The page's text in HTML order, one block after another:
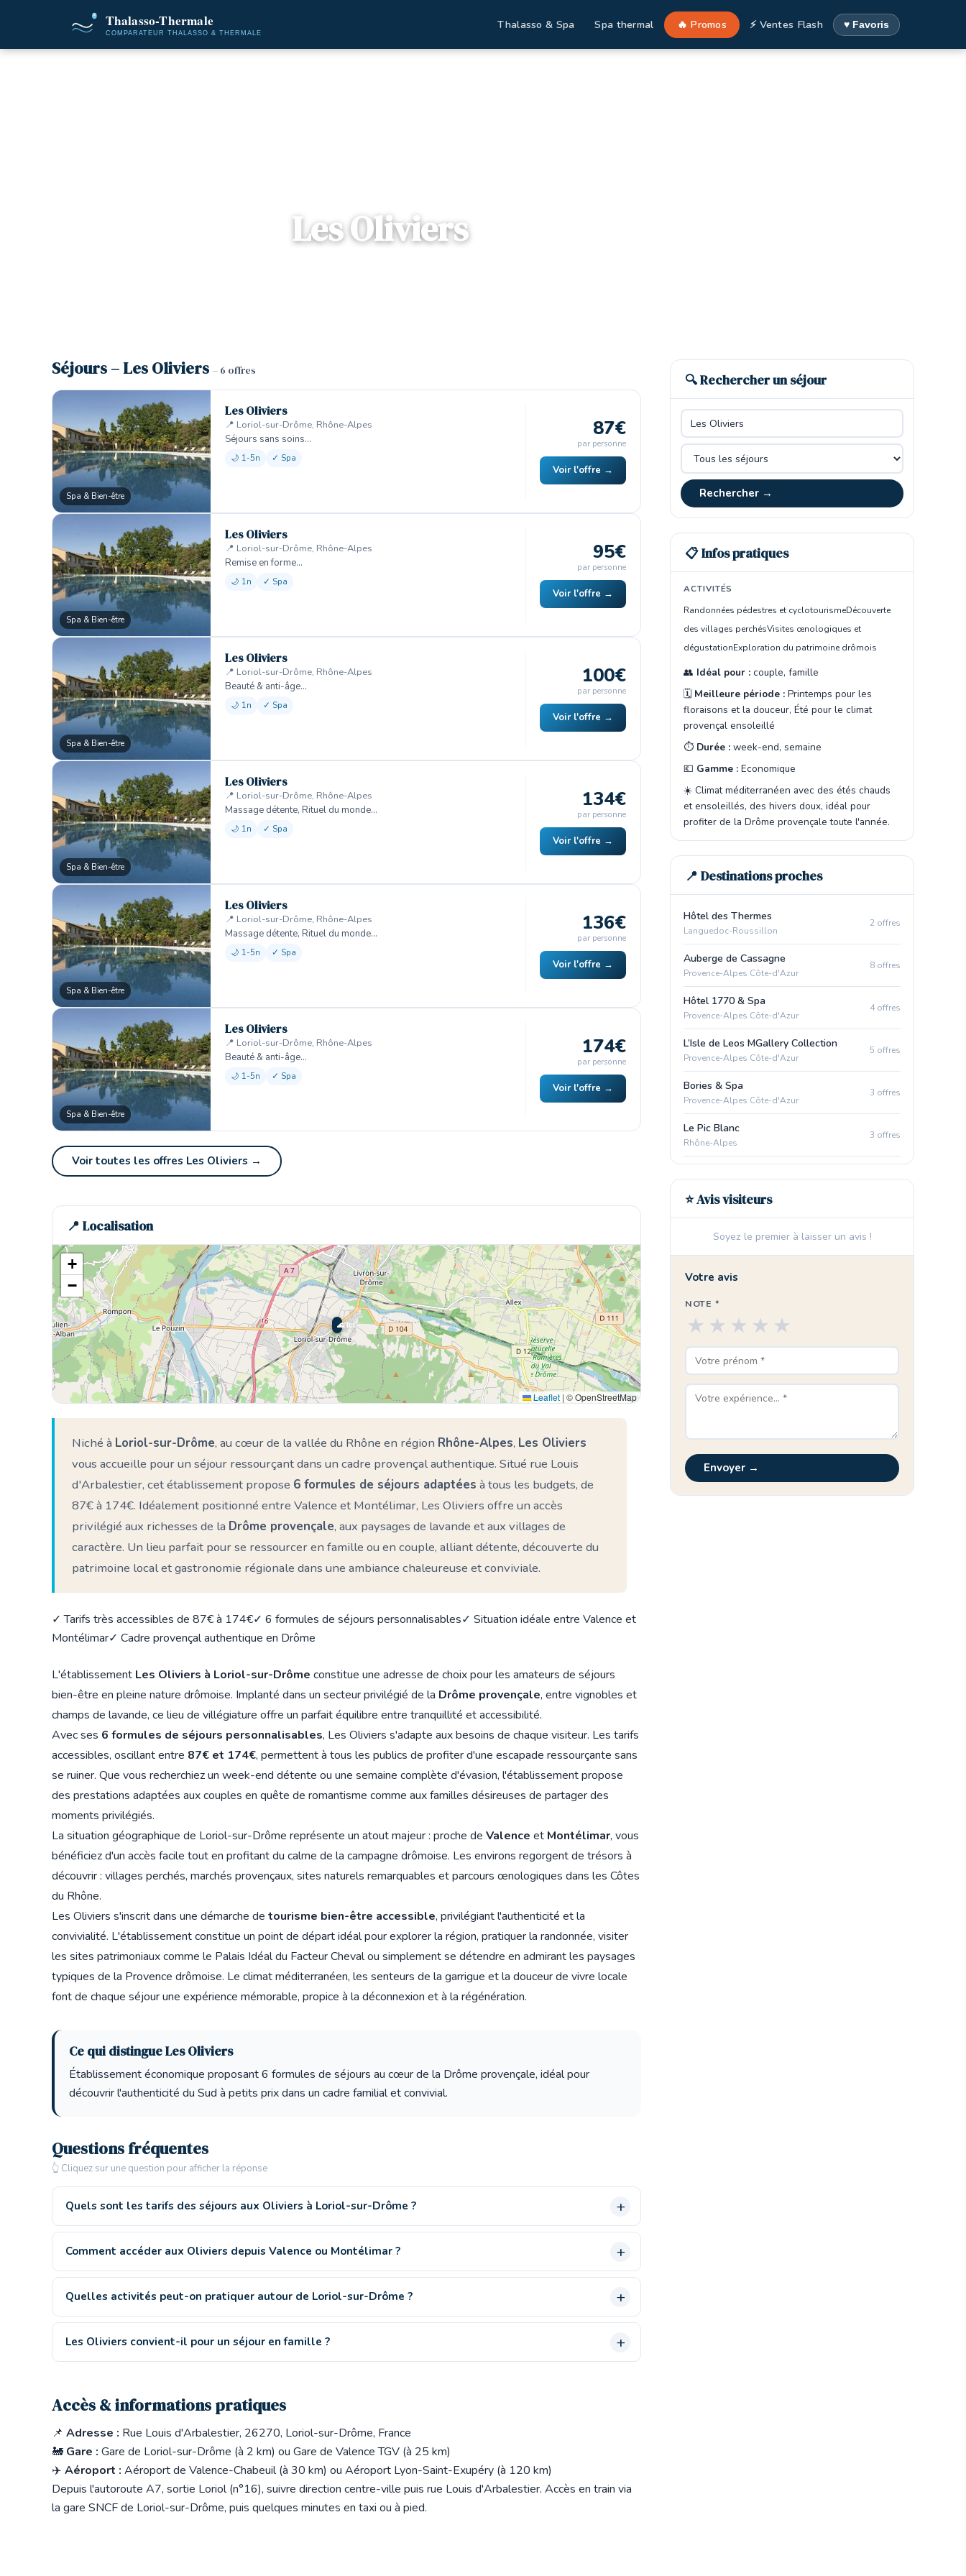
Thalasso & Spa Spa thermal 🔥 Promos ⚡ Ventes Flash ♥ Favoris
Les Oliviers
Séjours – Les Oliviers – 6 offres
Spa & Bien-être
Les Oliviers
📍 Loriol-sur-Drôme, Rhône-Alpes
Séjours sans soins…
🌙 1-5n ✓ Spa
87€
par personne
Voir l'offre →
Spa & Bien-être
Les Oliviers
📍 Loriol-sur-Drôme, Rhône-Alpes
Remise en forme…
🌙 1n ✓ Spa
95€
par personne
Voir l'offre →
Spa & Bien-être
Les Oliviers
📍 Loriol-sur-Drôme, Rhône-Alpes
Beauté & anti-âge…
🌙 1n ✓ Spa
100€
par personne
Voir l'offre →
Spa & Bien-être
Les Oliviers
📍 Loriol-sur-Drôme, Rhône-Alpes
Massage détente, Rituel du monde…
🌙 1n ✓ Spa
134€
par personne
Voir l'offre →
Spa & Bien-être
Les Oliviers
📍 Loriol-sur-Drôme, Rhône-Alpes
Massage détente, Rituel du monde…
🌙 1-5n ✓ Spa
136€
par personne
Voir l'offre →
Spa & Bien-être
Les Oliviers
📍 Loriol-sur-Drôme, Rhône-Alpes
Beauté & anti-âge…
🌙 1-5n ✓ Spa
174€
par personne
Voir l'offre →
Voir toutes les offres Les Oliviers →
📍 Localisation
🌊 Ici
+
−
Leaflet | © OpenStreetMap
Niché à Loriol-sur-Drôme, au cœur de la vallée du Rhône en région Rhône-Alpes, Les Oliviers
vous accueille pour un séjour ressourçant dans un cadre provençal authentique. Situé rue Louis
d'Arbalestier, cet établissement propose 6 formules de séjours adaptées à tous les budgets, de
87€ à 174€. Idéalement positionné entre Valence et Montélimar, Les Oliviers offre un accès
privilégié aux richesses de la Drôme provençale, aux paysages de lavande et aux villages de
caractère. Un lieu parfait pour se ressourcer en famille ou en couple, alliant détente, découverte du
patrimoine local et gastronomie régionale dans une ambiance chaleureuse et conviviale.
✓ Tarifs très accessibles de 87€ à 174€✓ 6 formules de séjours personnalisables✓ Situation idéale entre Valence et
Montélimar✓ Cadre provençal authentique en Drôme
L'établissement Les Oliviers à Loriol-sur-Drôme constitue une adresse de choix pour les amateurs de séjours
bien-être en pleine nature drômoise. Implanté dans un secteur privilégié de la Drôme provençale, entre vignobles et
champs de lavande, ce lieu de villégiature offre un parfait équilibre entre tranquillité et accessibilité.
Avec ses 6 formules de séjours personnalisables, Les Oliviers s'adapte aux besoins de chaque visiteur. Les tarifs
accessibles, oscillant entre 87€ et 174€, permettent à tous les publics de profiter d'une escapade ressourçante sans
se ruiner. Que vous recherchiez un week-end détente ou une semaine complète d'évasion, l'établissement propose
des prestations adaptées aux couples en quête de romantisme comme aux familles désireuses de partager des
moments privilégiés.
La situation géographique de Loriol-sur-Drôme représente un atout majeur : proche de Valence et Montélimar, vous
bénéficiez d'un accès facile tout en profitant du calme de la campagne drômoise. Les environs regorgent de trésors à
découvrir : villages perchés, marchés provençaux, sites naturels remarquables et parcours œnologiques dans les Côtes
du Rhône.
Les Oliviers s'inscrit dans une démarche de tourisme bien-être accessible, privilégiant l'authenticité et la
convivialité. L'établissement constitue un point de départ idéal pour explorer la région, pratiquer la randonnée, visiter
les sites patrimoniaux comme le Palais Idéal du Facteur Cheval ou simplement se détendre en admirant les paysages
typiques de la Provence drômoise. Le climat méditerranéen, les senteurs de la garrigue et la douceur de vivre locale
font de chaque séjour une expérience mémorable, propice à la déconnexion et à la régénération.
Ce qui distingue Les Oliviers
Établissement économique proposant 6 formules de séjours au cœur de la Drôme provençale, idéal pour
découvrir l'authenticité du Sud à petits prix dans un cadre familial et convivial.
Questions fréquentes
👆 Cliquez sur une question pour afficher la réponse
Quels sont les tarifs des séjours aux Oliviers à Loriol-sur-Drôme ?
Comment accéder aux Oliviers depuis Valence ou Montélimar ?
Quelles activités peut-on pratiquer autour de Loriol-sur-Drôme ?
Les Oliviers convient-il pour un séjour en famille ?
Accès & informations pratiques
📌 Adresse : Rue Louis d'Arbalestier, 26270, Loriol-sur-Drôme, France
🚂 Gare : Gare de Loriol-sur-Drôme (à 2 km) ou Gare de Valence TGV (à 25 km)
✈️ Aéroport : Aéroport de Valence-Chabeuil (à 30 km) ou Aéroport Lyon-Saint-Exupéry (à 120 km)
Depuis l'autoroute A7, sortie Loriol (n°16), suivre direction centre-ville puis rue Louis d'Arbalestier. Accès en train via
la gare SNCF de Loriol-sur-Drôme, puis quelques minutes en taxi ou à pied.
🔍 Rechercher un séjour
Rechercher →
📋 Infos pratiques
ACTIVITÉS
Randonnées pédestres et cyclotourismeDécouverte
des villages perchésVisites œnologiques et
dégustationExploration du patrimoine drômois
👥 Idéal pour : couple, famille
🗓️ Meilleure période : Printemps pour les
floraisons et la douceur, Été pour le climat
provençal ensoleillé
⏱️ Durée : week-end, semaine
💶 Gamme : Economique
☀️ Climat méditerranéen avec des étés chauds
et ensoleillés, des hivers doux, idéal pour
profiter de la Drôme provençale toute l'année.
📍 Destinations proches
Hôtel des Thermes
Languedoc-Roussillon
2 offres
Auberge de Cassagne
Provence-Alpes Côte-d'Azur
8 offres
Hôtel 1770 & Spa
Provence-Alpes Côte-d'Azur
4 offres
L’Isle de Leos MGallery Collection
Provence-Alpes Côte-d'Azur
5 offres
Bories & Spa
Provence-Alpes Côte-d'Azur
3 offres
Le Pic Blanc
Rhône-Alpes
3 offres
⭐ Avis visiteurs
Soyez le premier à laisser un avis !
Votre avis
NOTE *
★
★
★
★
★
Envoyer →